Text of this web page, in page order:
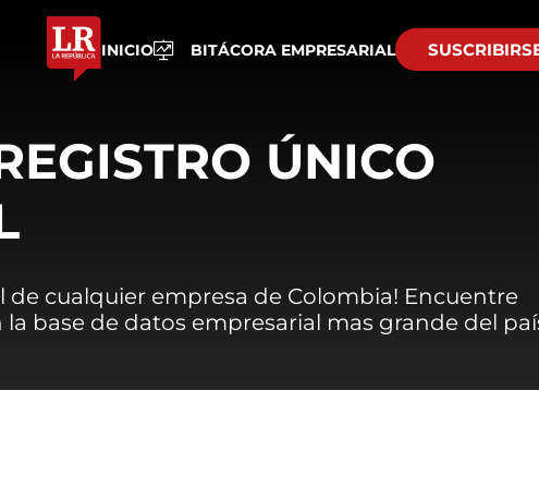
INICIO BITÁCORA EMPRESARIAL
ÚNICO
de cualquier empresa de Colombia! Encuentre
la base de datos empresarial mas grande del